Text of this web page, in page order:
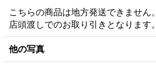
こちらの商品は地方発送できません。
店頭渡しでのお取り引きとなります。
他の写真